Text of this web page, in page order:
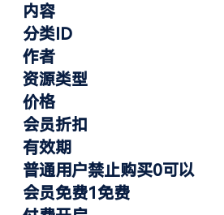
内容
分类ID
作者
资源类型
价格
会员折扣
有效期
普通用户禁止购买0可以
会员免费1免费